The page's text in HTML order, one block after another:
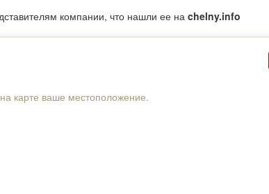
компании, что нашли ее на chelny.info
карте ваше местоположение.